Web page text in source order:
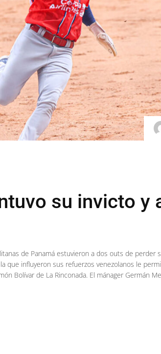
su invicto y
de Panamá estuvieron a dos outs de perder
que influyeron sus refuerzos venezolanos le
Bolívar de La Rinconada. El mánager Germán